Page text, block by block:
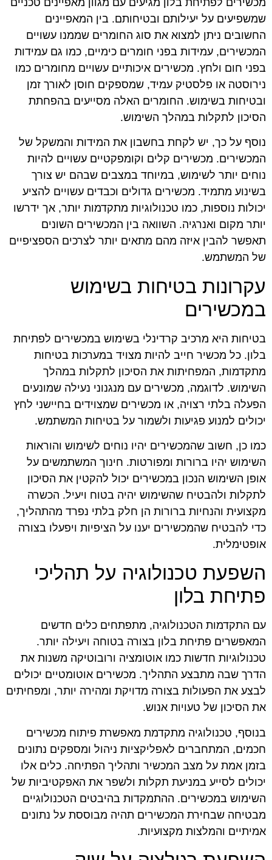
שמשפיעים על יעילותם ובטיחותם. בין המאפיינים
החשובים ניתן למצוא את סוג החומרים שממנו עשויים
המכשירים, עמידות בפני חומרים כימיים, כמו גם עמידות
בפני חום ולחץ. מכשירים איכותיים עשויים מחומרים כמו
נירוסטה או פלסטיק עמיד, שמספקים חוסן לאורך זמן
ובטיחות בשימוש. החומרים האלה מסייעים בהפחתת
הסיכון לתקלות במהלך השימוש.
נוסף על כך, יש לקחת בחשבון את המידות והמשקל של
המכשירים. מכשירים קלים וקומפקטיים עשויים להיות
נוחים יותר לשימוש, במיוחד במצבים שבהם יש צורך
בשינוע מתמיד. מכשירים גדולים וכבדים עשויים להציע
יכולות נוספות, כמו טכנולוגיות מתקדמות יותר, אך ידרשו
יותר מקום ואנרגיה. השוואה בין המכשירים השונים
תאפשר להבין איזה מהם מתאים יותר לצרכים הספציפיים
של המשתמש.
עקרונות בטיחות בשימוש
במכשירים
בטיחות היא מרכיב קרדינלי בשימוש במכשירים לפתיחת
בלון. כל מכשיר חייב להיות מצויד במערכות בטיחות
מתקדמות, המפחיתות את הסיכון לתקלות במהלך
השימוש. לדוגמה, מכשירים עם מנגנוני נעילה שמונעים
הפעלה בלתי רצויה, או מכשירים שמצוידים בחיישני לחץ
יכולים למנוע פגיעות ולשמור על בטיחות המשתמש.
כמו כן, חשוב שהמכשירים יהיו נוחים לשימוש והוראות
השימוש יהיו ברורות ומפורטות. חינוך המשתמשים על
אופן השימוש הנכון במכשירים יכול להקטין את הסיכון
לתקלות ולהבטיח שהשימוש יהיה בטוח ויעיל. הכשרה
מקצועית והנחיות ברורות הן חלק בלתי נפרד מהתהליך,
כדי להבטיח שהמכשירים יענו על הציפיות ויפעלו בצורה
אופטימלית.
השפעת טכנולוגיה על תהליכי
פתיחת בלון
עם התקדמות הטכנולוגיה, מתפתחים כלים חדשים
המאפשרים פתיחת בלון בצורה בטוחה ויעילה יותר.
טכנולוגיות חדשות כמו אוטומציה ורובוטיקה משנות את
הדרך שבה מתבצע התהליך. מכשירים אוטומטיים יכולים
לבצע את הפעולות בצורה מדויקת ומהירה יותר, ומפחיתים
את הסיכון של טעויות אנוש.
בנוסף, טכנולוגיה מתקדמת מאפשרת פיתוח מכשירים
חכמים, המתחברים לאפליקציות ניהול ומספקים נתונים
בזמן אמת על מצב המכשיר ותהליך הפתיחה. כלים אלו
יכולים לסייע במניעת תקלות ולשפר את האפקטיביות של
השימוש במכשירים. ההתמקדות בהיבטים הטכנולוגיים
מבטיחה שבחירת המכשירים תהיה מבוססת על נתונים
אמיתיים והמלצות מקצועיות.